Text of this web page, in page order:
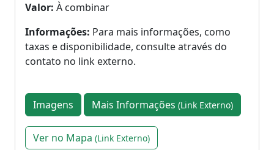
Valor: À combinar
Informações: Para mais informações, como
taxas e disponibilidade, consulte através do
contato no link externo.
Imagens Mais Informações (Link Externo)
Ver no Mapa (Link Externo)